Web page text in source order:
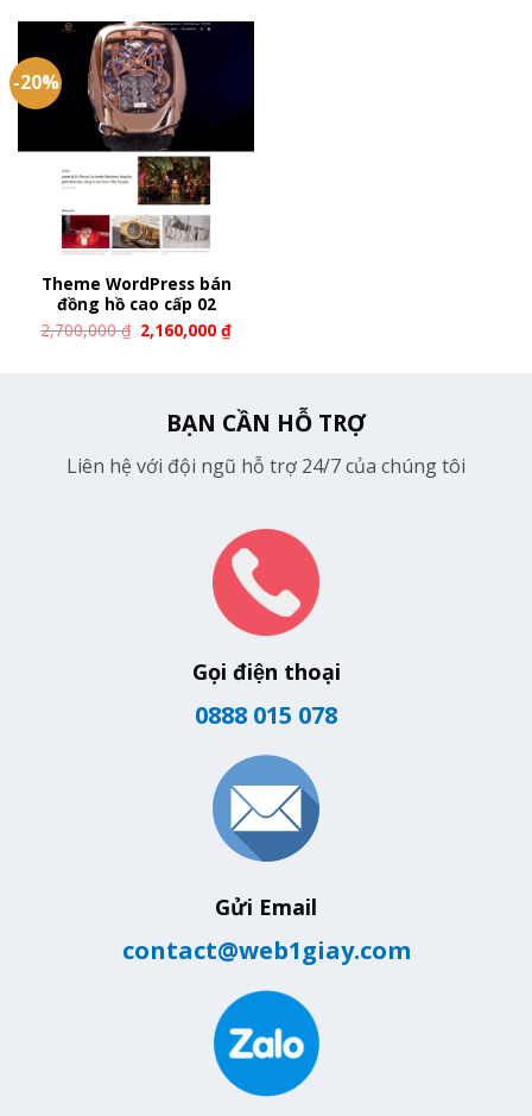
-20%
Theme WordPress bán
đồng hồ cao cấp 02
2,700,000₫ 2,160,000₫
BẠN CẦN HỖ TRỢ
Liên hệ với đội ngũ hỗ trợ 24/7 của chúng tôi
Gọi điện thoại
0888 015 078
Gửi Email
contact@web1giay.com